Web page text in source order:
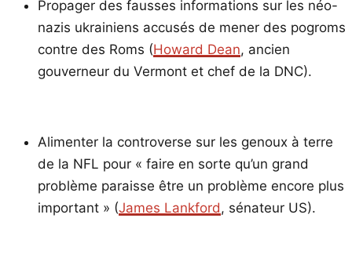
Propager des fausses informations sur les néo-
nazis ukrainiens accusés de mener des pogroms
contre des Roms (Howard Dean, ancien
gouverneur du Vermont et chef de la DNC).
Alimenter la controverse sur les genoux à terre
de la NFL pour « faire en sorte qu’un grand
problème paraisse être un problème encore plus
important » (James Lankford, sénateur US).